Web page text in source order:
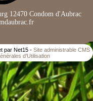
12470 Condom d'Aubrac
par Net15 - Site administrable CMS
d'Utilisation